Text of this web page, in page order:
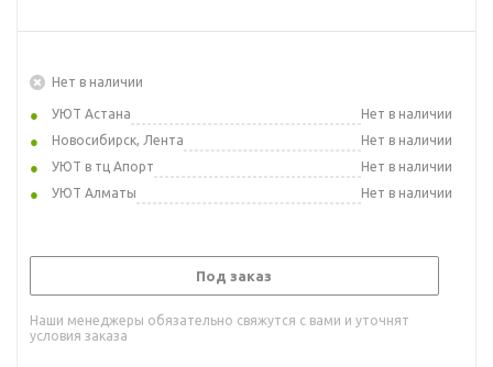
Нет в наличии
УЮТ Астана
Нет в наличии
Новосибирск, Лента
Нет в наличии
УЮТ в тц Апорт
Нет в наличии
УЮТ Алматы
Нет в наличии
Под заказ
Наши менеджеры обязательно свяжутся с вами и уточнят
условия заказа